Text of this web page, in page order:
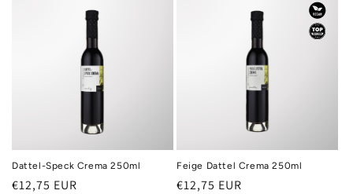
Dattel-Speck Crema 250ml
Normaler
€12,75 EUR
Feige Dattel Crema 250ml
Normaler
€12,75 EUR